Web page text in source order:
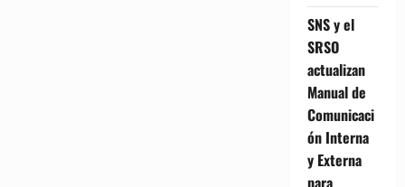
SNS y el
SRSO
actualizan
Manual de
Comunicaci
ón Interna
y Externa
para